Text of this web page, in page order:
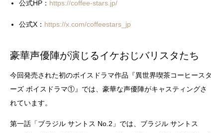
公式HP： https://coffee-stars.jp/
公式X： https://x.com/coffeestars_jp
豪華声優陣が演じるイケおじバリスタたち
今回発売された初のボイスドラマ作品『異世界喫茶コーヒースタ
ーズ ボイスドラマ①』では、豪華な声優陣がキャスティングさ
れています。
第一話「ブラジル サントス No.2」では、ブラジル サントス